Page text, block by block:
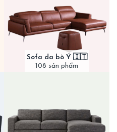
Sofa da bò Ý 🇮🇹
108 sản phẩm